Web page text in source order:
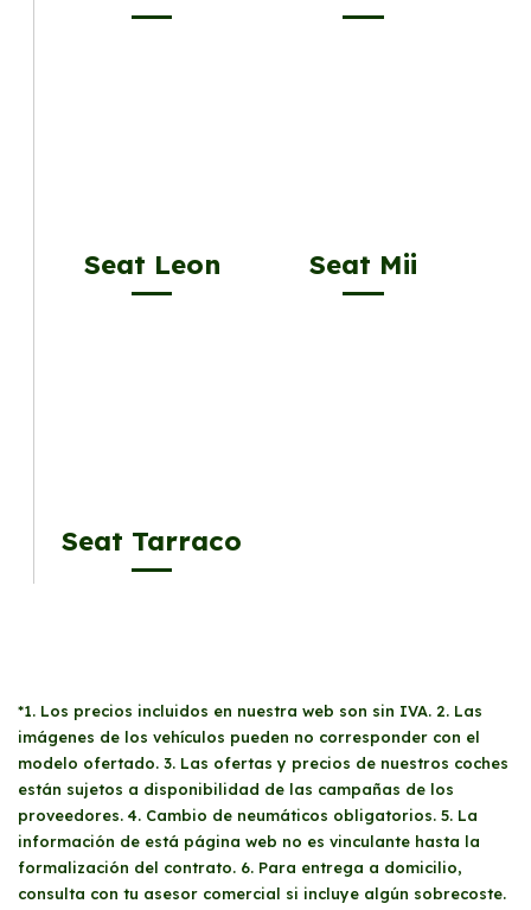
Seat Leon Seat Mii
Seat Tarraco
*1. Los precios incluidos en nuestra web son sin IVA. 2. Las
imágenes de los vehículos pueden no corresponder con el
modelo ofertado. 3. Las ofertas y precios de nuestros coches
están sujetos a disponibilidad de las campañas de los
proveedores. 4. Cambio de neumáticos obligatorios. 5. La
información de está página web no es vinculante hasta la
formalización del contrato. 6. Para entrega a domicilio,
consulta con tu asesor comercial si incluye algún sobrecoste.